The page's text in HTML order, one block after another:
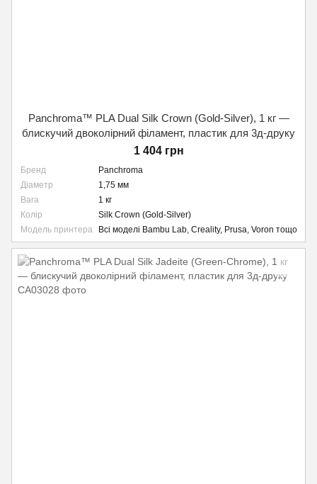
Panchroma™ PLA Dual Silk Crown (Gold-Silver), 1 кг —
блискучий двоколірний філамент, пластик для 3д-друку
1 404 грн
Бренд
Panchroma
Діаметр
1,75 мм
Вага
1 кг
Колір
Silk Crown (Gold-Silver)
Модель принтера
Всі моделі Bambu Lab, Creality, Prusa, Voron тощо